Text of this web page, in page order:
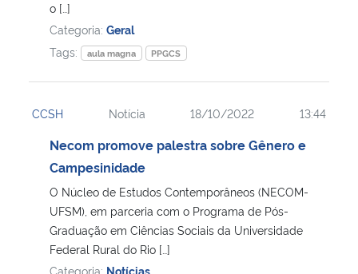
o […]
Categoria: Geral
Tags:
aula magna PPGCS
CCSH Notícia 18/10/2022 13:44
Necom promove palestra sobre Gênero e
Campesinidade
O Núcleo de Estudos Contemporâneos (NECOM-
UFSM), em parceria com o Programa de Pós-
Graduação em Ciências Sociais da Universidade
Federal Rural do Rio […]
Categoria: Notícias